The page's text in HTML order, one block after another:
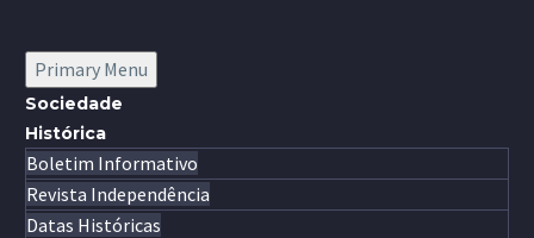
Primary Menu
Sociedade
Histórica
Boletim Informativo
Revista Independência
Datas Históricas